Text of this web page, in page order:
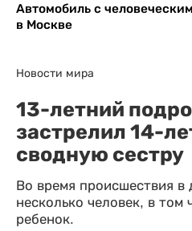
Автомобиль с
в Москве
Новости мира
13-летний
застрелил 14-
сводную сестру
Во время происшествия в
несколько человек, в том
ребенок.